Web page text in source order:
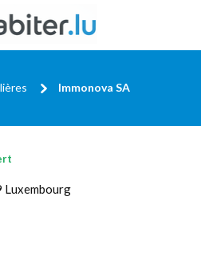
Immonova SA
Luxembourg